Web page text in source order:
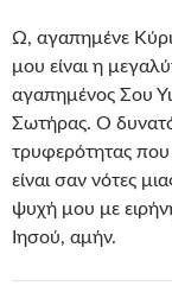
Ω, αγαπημένε
μου είναι η
αγαπημένος Σου
Σωτήρας. Ο
τρυφερότητας που
είναι σαν νότες
ψυχή μου με
Ιησού, αμήν.